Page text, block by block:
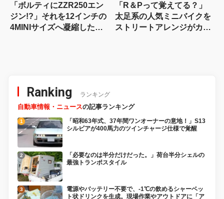
「ボルティにZZR250エン
ジン!?」それを12インチの
4MINIサイズへ凝縮した異
「R＆Pって覚えてる？」
太足系の人気ミニバイクを
ストリートアレンジがカッ
Ranking ランキング
自動車情報・ニュースの記事ランキング
「昭和63年式、37年間ワンオーナーの意地！」S13
シルビアが400馬力のツインチャージ仕様で覚醒
「必要なのは半分だけだった。」荷台半分シェルの
最強トランポスタイル
電源やバッテリー不要で、-1℃の飲めるシャーベッ
ト状ドリンクを生成。現場作業やアウトドアに「ア